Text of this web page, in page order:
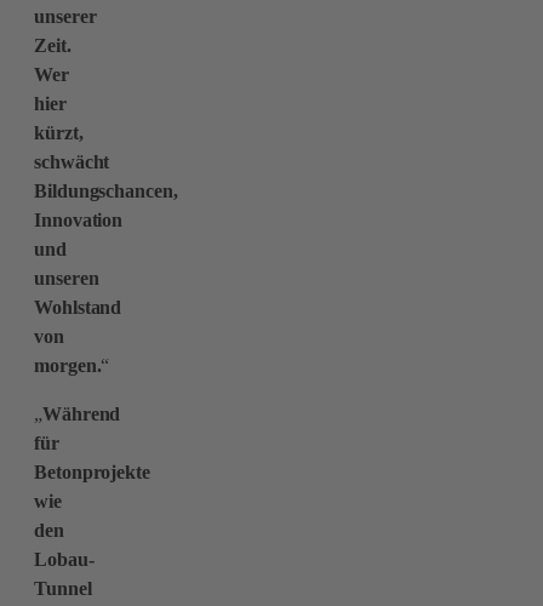
unserer
Zeit.
Wer
hier
kürzt,
schwächt
Bildungschancen,
Innovation
und
unseren
Wohlstand
von
morgen.“
„Während
für
Betonprojekte
wie
den
Lobau-
Tunnel